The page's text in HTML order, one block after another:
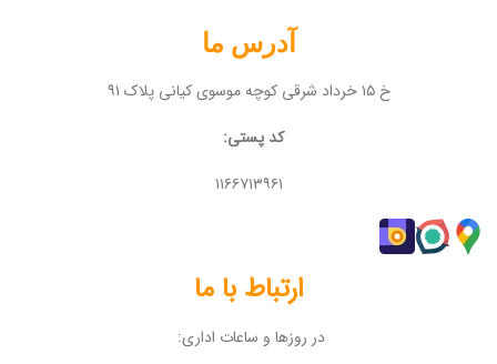
آدرس ما
خ ۱۵ خرداد شرقی کوچه موسوی کیانی پلاک ۹۱
کد پستی:
۱۱۶۶۷۱۳۹۶۱
ارتباط با ما
در روزها و ساعات اداری: